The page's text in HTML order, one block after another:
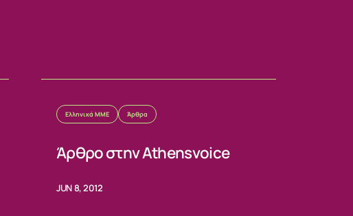
Ελληνικά ΜΜΕ Άρθρα
Άρθρο στην Athensvoice
JUN 8, 2012